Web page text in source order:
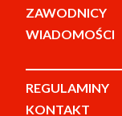
ZAWODNICY
WIADOMOŚCI
REGULAMINY
KONTAKT